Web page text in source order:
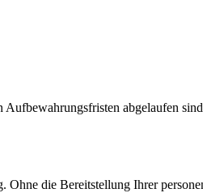
abgelaufen
die Bereitstellung Ihrer